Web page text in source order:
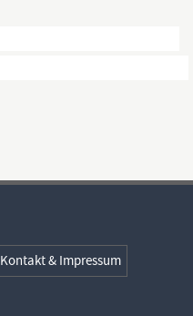
Kontakt & Impressum